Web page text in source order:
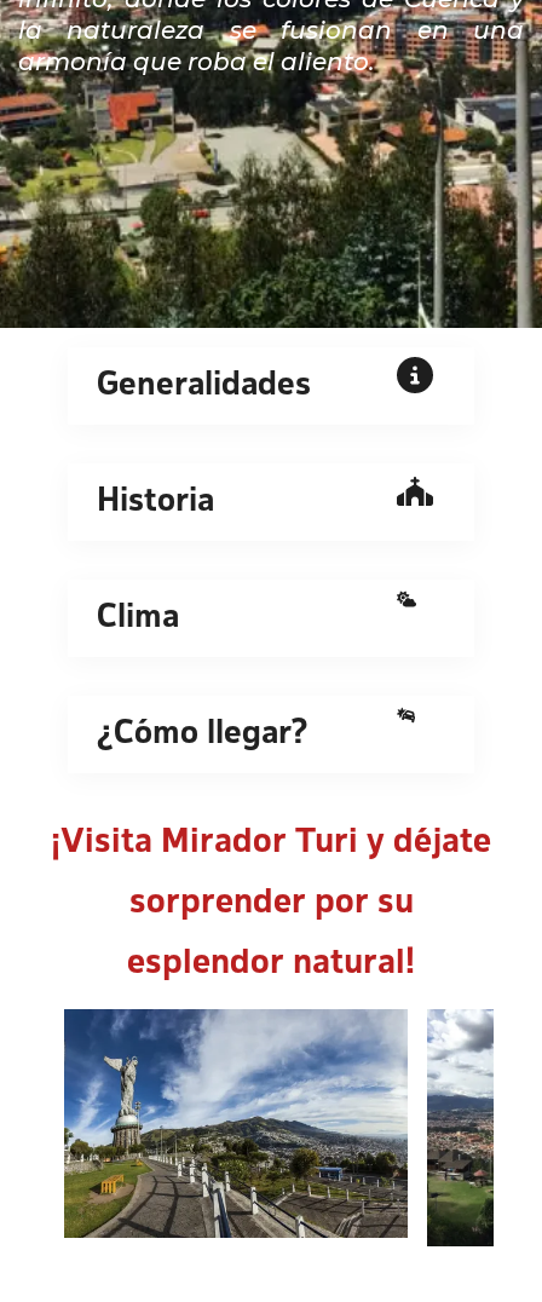
la naturaleza se fusionan en una
armonía que roba el aliento.
Generalidades
Historia
Clima
¿Cómo llegar?
¡Visita Mirador Turi y déjate
sorprender por su
esplendor natural!